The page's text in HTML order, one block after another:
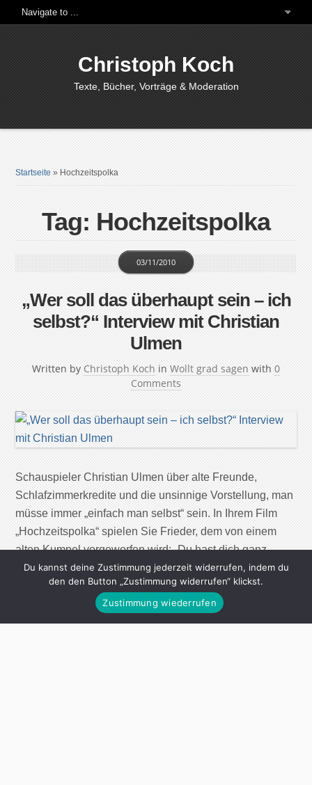
Christoph Koch
Texte, Bücher, Vorträge & Moderation
Startseite » Hochzeitspolka
Tag: Hochzeitspolka
„Wer soll das überhaupt sein – ich
selbst?“ Interview mit Christian
Ulmen
Written by Christoph Koch
03/11/2010
in Wollt grad sagen with 0
Comments
Schauspieler Christian Ulmen über alte Freunde,
Schlafzimmerkredite und die unsinnige Vorstellung, man
müsse immer „einfach man selbst“ sein. In Ihrem Film
„Hochzeitspolka“ spielen Sie Frieder, dem von einem
alten Kumpel vorgeworfen wird: „Du hast dich ganz
schön verändert.“ Horrorsatz, oder? Total. Frieder
antwortet mit einem „Du dich aber auch.“ Woraufhin sein
Kumpel stolz erwidert: „Nö.“ […]
Du kannst deine Zustimmung jederzeit widerrufen, indem du
den den Button „Zustimmung widerrufen“ klickst.
Zustimmung wiederrufen